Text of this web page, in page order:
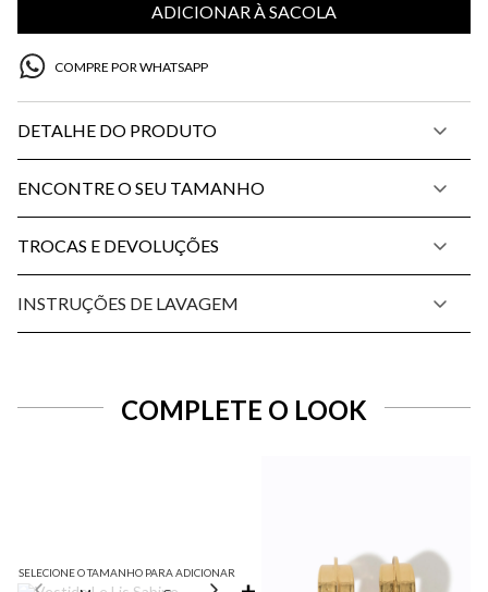
ADICIONAR À SACOLA
COMPRE POR WHATSAPP
DETALHE DO PRODUTO
ENCONTRE O SEU TAMANHO
TROCAS E DEVOLUÇÕES
INSTRUÇÕES DE LAVAGEM
COMPLETE O LOOK
SELECIONE O TAMANHO PARA ADICIONAR